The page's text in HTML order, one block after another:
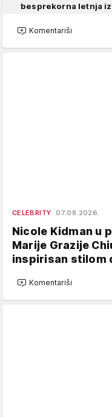
besprekorna letnja
Komentariši
CELEBRITY 07.08.2026.
Nicole Kidman u
Marije Grazije
inspirisan stilom
Komentariši